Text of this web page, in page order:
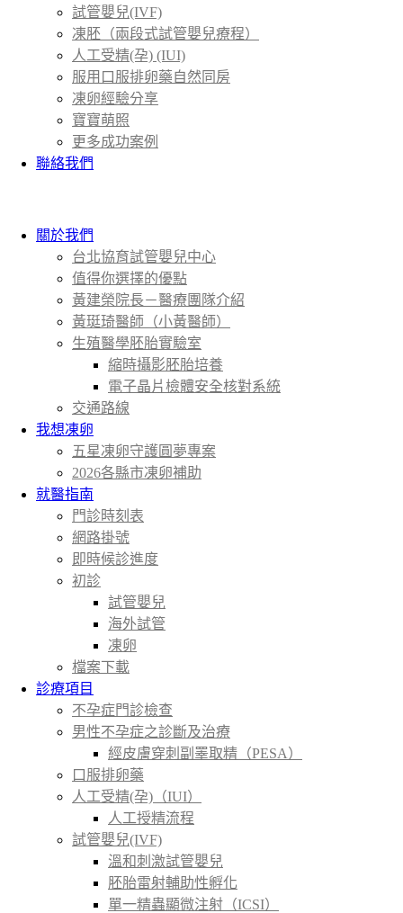
試管嬰兒(IVF)
凍胚（兩段式試管嬰兒療程）
人工受精(孕) (IUI)
服用口服排卵藥自然同房
凍卵經驗分享
寶寶萌照
更多成功案例
聯絡我們
關於我們
台北協育試管嬰兒中心
值得你選擇的優點
黃建榮院長－醫療團隊介紹
黃珽琦醫師（小黃醫師）
生殖醫學胚胎實驗室
縮時攝影胚胎培養
電子晶片檢體安全核對系統
交通路線
我想凍卵
五星凍卵守護圓夢專案
2026各縣市凍卵補助
就醫指南
門診時刻表
網路掛號
即時候診進度
初診
試管嬰兒
海外試管
凍卵
檔案下載
診療項目
不孕症門診檢查
男性不孕症之診斷及治療
經皮膚穿刺副睪取精（PESA）
口服排卵藥
人工受精(孕)（IUI）
人工授精流程
試管嬰兒(IVF)
溫和刺激試管嬰兒
胚胎雷射輔助性孵化
單一精蟲顯微注射（ICSI）